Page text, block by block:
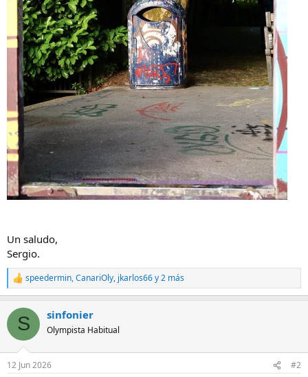
Un saludo,
Sergio.
R
e
c
i
e
speedermin,CanariOly, jkarlos66y 2 más
S sinfonier
Olympista Habitual
12 Jun 2026 #2